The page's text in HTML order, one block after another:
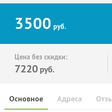
3500 руб.
Цена без скидки:
7220 руб.
Основное Адреса